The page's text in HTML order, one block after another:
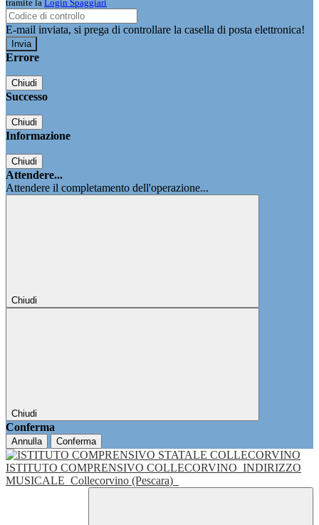
tramite la Login Spaggiari
E-mail inviata, si prega di controllare la casella di posta elettronica!
Errore
Chiudi
Successo
Chiudi
Informazione
Chiudi
Attendere...
Attendere il completamento dell'operazione...
Chiudi
Chiudi
Conferma
Annulla Conferma
ISTITUTO COMPRENSIVO COLLECORVINO INDIRIZZO
MUSICALE Collecorvino (Pescara)